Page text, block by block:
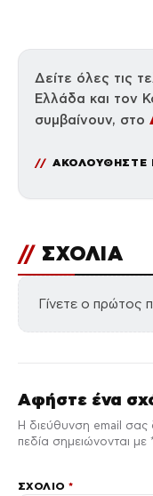
Δείτε όλες τις
Ελλάδα και τον
συμβαίνουν, στο
ΑΚΟΛΟΥΘΗΣΤΕ
// ΣΧΟΛΙΑ
Γίνετε ο πρώτος
Αφήστε ένα
Η διεύθυνση email σας
πεδία σημειώνονται με
ΣΧΌΛΙΟ*